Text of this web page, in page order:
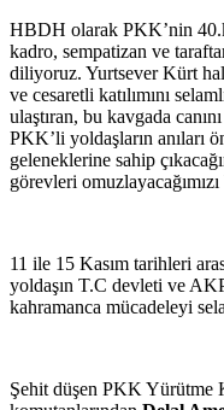
HBDH olarak PKK’nin
kadro, sempatizan ve
diliyoruz. Yurtsever Kürt
ve cesaretli katılımını
ulaştıran, bu kavgada
PKK’li yoldaşların anıları
geleneklerine sahip
görevleri
11 ile 15 Kasım tarihleri
yoldaşın T.C devleti ve
kahramanca mücadeleyi
Şehit düşen PKK Yürütme